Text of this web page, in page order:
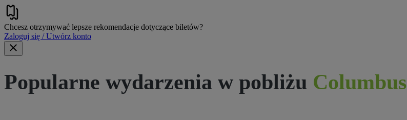
Chcesz otrzymywać lepsze rekomendacje dotyczące biletów?
Zaloguj się / Utwórz konto
Popularne wydarzenia w pobliżu Columbus